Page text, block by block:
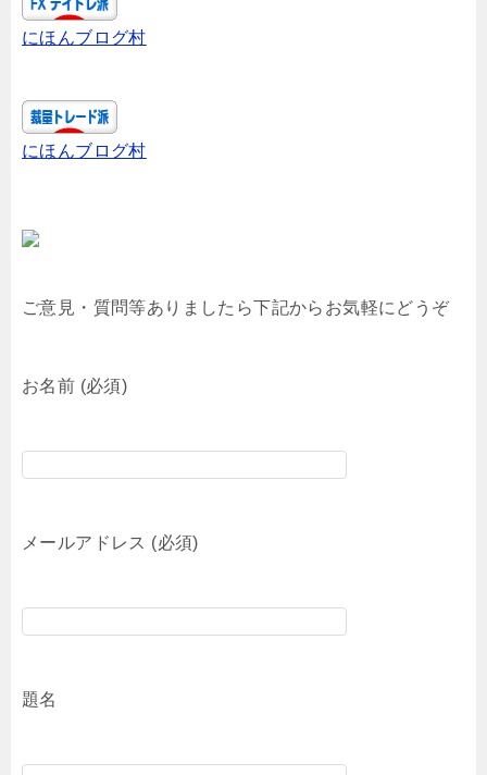
にほんブログ村
にほんブログ村
ご意見・質問等ありましたら下記からお気軽にどうぞ
お名前 (必須)
メールアドレス (必須)
題名